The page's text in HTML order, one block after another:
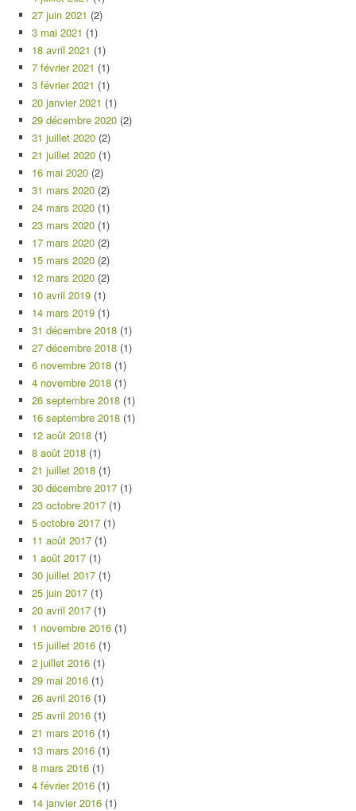
27 juin 2021 (2)
3 mai 2021 (1)
18 avril 2021 (1)
7 février 2021 (1)
3 février 2021 (1)
20 janvier 2021 (1)
29 décembre 2020 (2)
31 juillet 2020 (2)
21 juillet 2020 (1)
16 mai 2020 (2)
31 mars 2020 (2)
24 mars 2020 (1)
23 mars 2020 (1)
17 mars 2020 (2)
15 mars 2020 (2)
12 mars 2020 (2)
10 avril 2019 (1)
14 mars 2019 (1)
31 décembre 2018 (1)
27 décembre 2018 (1)
6 novembre 2018 (1)
4 novembre 2018 (1)
26 septembre 2018 (1)
16 septembre 2018 (1)
12 août 2018 (1)
8 août 2018 (1)
21 juillet 2018 (1)
30 décembre 2017 (1)
23 octobre 2017 (1)
5 octobre 2017 (1)
11 août 2017 (1)
1 août 2017 (1)
30 juillet 2017 (1)
25 juin 2017 (1)
20 avril 2017 (1)
1 novembre 2016 (1)
15 juillet 2016 (1)
2 juillet 2016 (1)
29 mai 2016 (1)
26 avril 2016 (1)
25 avril 2016 (1)
21 mars 2016 (1)
13 mars 2016 (1)
8 mars 2016 (1)
4 février 2016 (1)
14 janvier 2016 (1)